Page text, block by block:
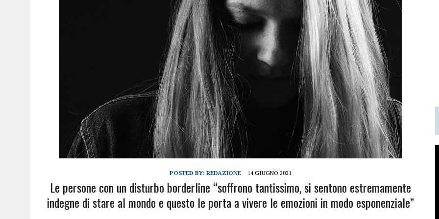
POSTED BY: REDAZIONE 14 GIUGNO 2021
Le persone con un disturbo borderline “soffrono tantissimo, si sentono estremamente
indegne di stare al mondo e questo le porta a vivere le emozioni in modo esponenziale”